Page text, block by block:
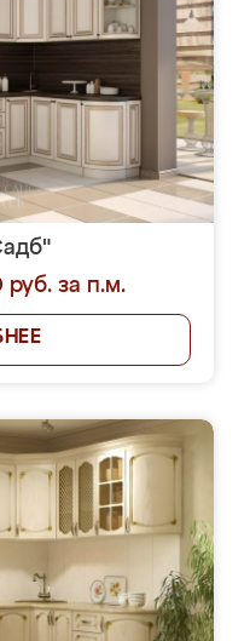
руб. за п.м.